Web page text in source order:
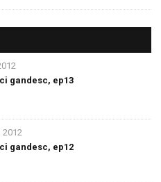
gandesc, ep13
2012
gandesc, ep12